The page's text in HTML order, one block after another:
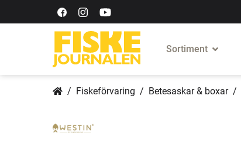
Sortiment
Fiskeförvaring Betesaskar & boxar